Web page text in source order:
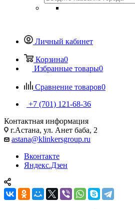
Личный кабинет
Корзина0
Избранные товары0
Сравнение товаров0
+7 (701) 121-68-36
Контактная информация
г.Астана, ул. Анет баба, 2
astana@klinkersgroup.ru
Вконтакте
Яндекс.Дзен